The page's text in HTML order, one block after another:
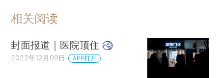
相关阅读
封面报道｜医院顶住
2022年12月09日 APP打开